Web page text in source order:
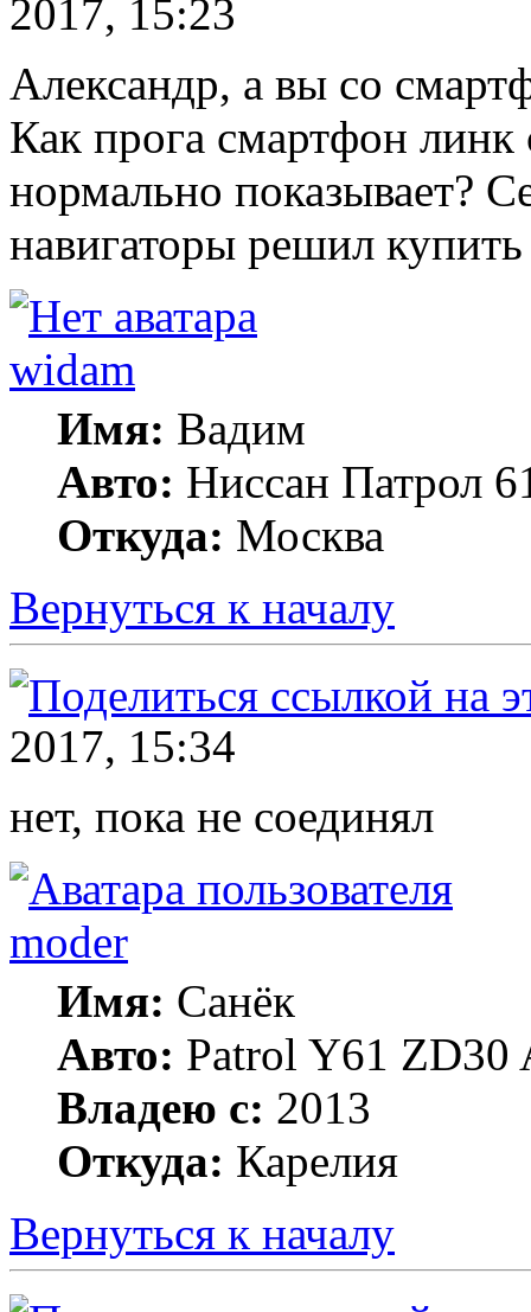
2017, 15:23
Александр, а вы со
Как прога смартфон линк
нормально показывает?
навигаторы решил
widam
Имя: Вадим
Авто: Ниссан Патрол
Откуда: Москва
Вернуться к началу
2017, 15:34
нет, пока не соединял
moder
Имя: Санёк
Авто: Patrol Y61 ZD30
Владею с: 2013
Откуда: Карелия
Вернуться к началу